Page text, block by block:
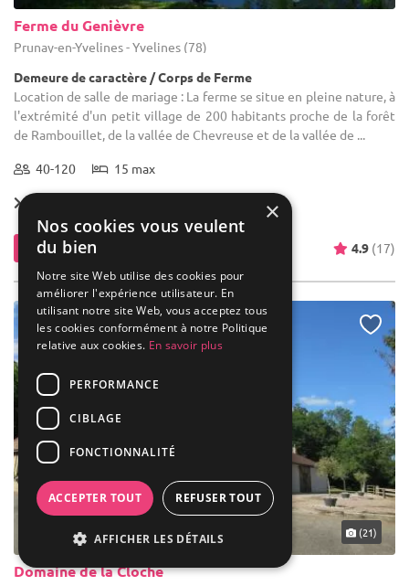
Ferme du Genièvre
Prunay-en-Yvelines - Yvelines (78)
Demeure de caractère / Corps de Ferme
Location de salle de mariage : La ferme se situe en pleine nature, à
l'extrémité d'un petit village de 200 habitants proche de la forêt
de Rambouillet, de la vallée de Chevreuse et de la vallée de ...
40-120 15 max
Location dès
Contacter 4.9 (17)
... 45 km (21)
Domaine de la Cloche
×
Nos cookies vous veulent
du bien
Notre site Web utilise des cookies pour
améliorer l'expérience utilisateur. En
utilisant notre site Web, vous acceptez tous
les cookies conformément à notre Politique
relative aux cookies. En savoir plus
PERFORMANCE
CIBLAGE
FONCTIONNALITÉ
ACCEPTER TOUT REFUSER TOUT
AFFICHER LES DÉTAILS